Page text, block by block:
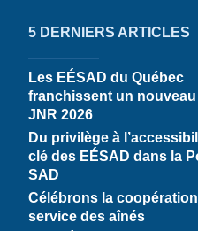
5 DERNIERS ARTICLES
Les EÉSAD du Québec
franchissent un
JNR 2026
Du privilège à
clé des EÉSAD dans la
SAD
Célébrons la
service des aînés